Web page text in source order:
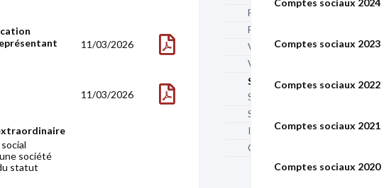
Rentabilité sur fonds propres (%)
Rentabilité économique (%)
Valeur ajoutée (€)
Valeur ajoutée / CA (%)
Structure d'activité
Salaires et charges sociales (€)
Salaires / CA (%)
Impôts et taxes (€)
Chiffre d'affaires à l'export (€)
11/03/2026
11/03/2026
société
statut
Comptes sociaux 2023
Comptes sociaux 2022
Comptes sociaux 2021
Comptes sociaux 2020